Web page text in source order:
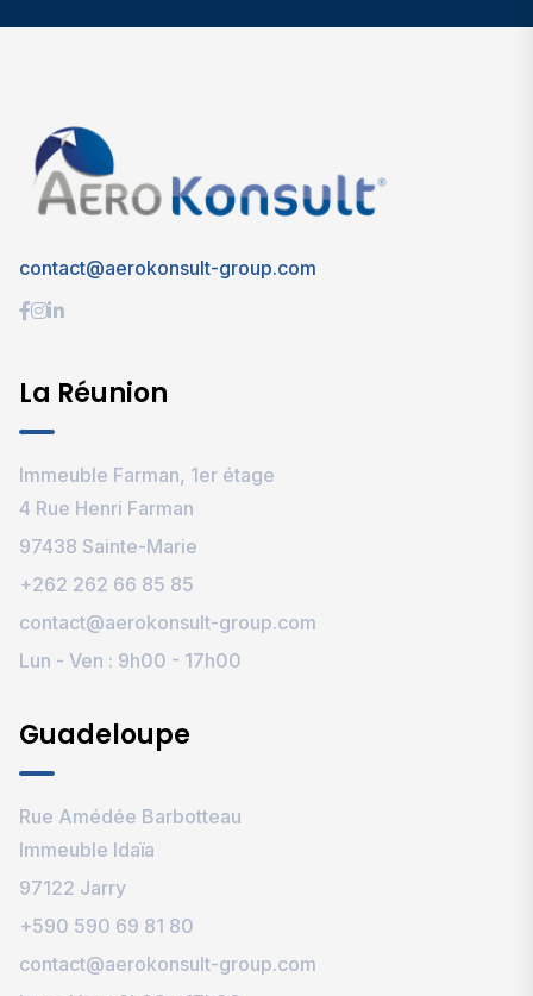
contact@aerokonsult-group.com
La Réunion
Immeuble Farman, 1er étage
4 Rue Henri Farman
97438 Sainte-Marie
+262 262 66 85 85
contact@aerokonsult-group.com
Lun - Ven : 9h00 - 17h00
Guadeloupe
Rue Amédée Barbotteau
Immeuble Idaïa
97122 Jarry
+590 590 69 81 80
contact@aerokonsult-group.com